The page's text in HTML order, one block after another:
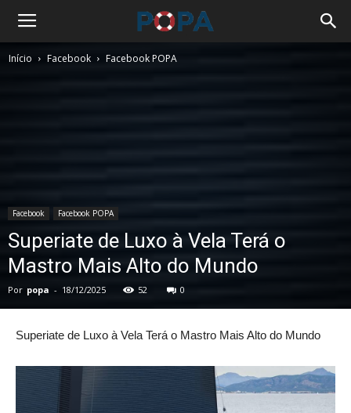
Início Facebook Facebook POPA
Facebook Facebook POPA
Superiate de Luxo à Vela Terá o
Mastro Mais Alto do Mundo
Por popa - 18/12/2025 52 0
Superiate de Luxo à Vela Terá o Mastro Mais Alto do Mundo